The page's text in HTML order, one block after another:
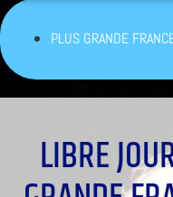
PLUS GRANDE
LIBRE